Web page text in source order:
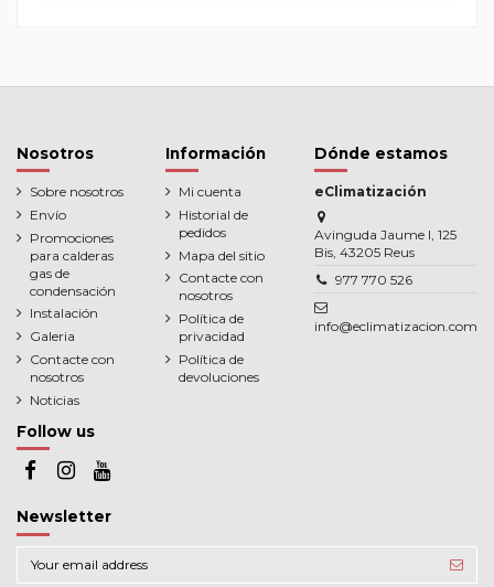
Nosotros
Sobre nosotros
Envío
Promociones
para calderas
gas de
condensación
Instalación
Galeria
Contacte con
nosotros
Noticias
Información
Mi cuenta
Historial de
pedidos
Mapa del sitio
Contacte con
nosotros
Política de
privacidad
Política de
devoluciones
Dónde estamos
eClimatización
Avinguda Jaume I, 125
Bis, 43205 Reus
977 770 526
info@eclimatizacion.com
Follow us
Newsletter